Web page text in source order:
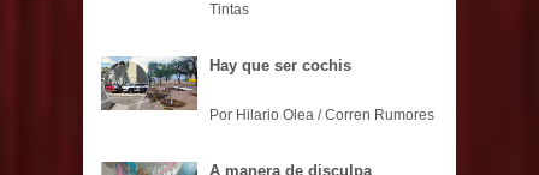
Tintas
Hay que ser cochis
Por Hilario Olea / Corren Rumores